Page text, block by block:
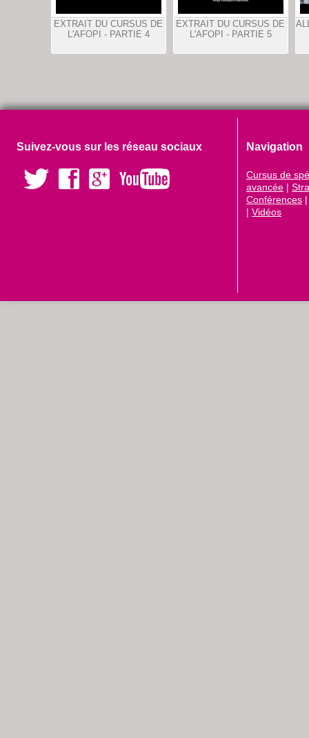
EXTRAIT DU CURSUS DE
L'AFOPI - PARTIE 4
EXTRAIT DU CURSUS DE
L'AFOPI - PARTIE 5
Suivez-vous sur les réseau sociaux Navigation
Cursus de
avancée |
Conférences
| Vidéos